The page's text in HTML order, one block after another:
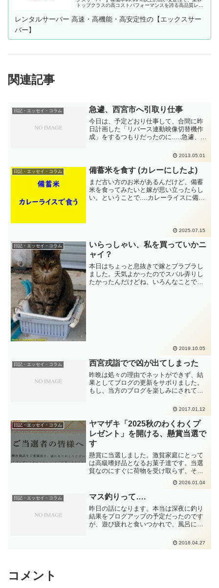
トップクラスの高コストパフォーマンスを誇る高品質レン
無料お試し10日間。
レンタルサーバー 高速・高機能・高安定性の【エックスサー
バー】
関連記事
日記・エッセイ・コラム 急遽、西宮市へ引取り仕事
今日は、予定どおり仕事して、合間に昨
日計画した「リバース連動映像切替機作
成」をするつもりだったのに.....急遽、
い」と案件が舞い込んだ。こういうのは
先方が思いついた時にいいものがあるの
がジンクスなので、午...
2013.05.01
日記・エッセイ・コラム 備蓄米を食す (カレーにしたよ)
まだ古い方のお米があるんだけど、備蓄
米を食ってみたいと嫁が思い立ったらし
い。ということで....カレーライスに備蓄
ようよ。と思う私は....。おかしいのでし
ょうか？まあーねー。それが嫁のクオリ
ティーですから、そこは口にせず心に飲
み込みまして...ブログで愚痴ってしまう
のです。だって、ご飯時にせっかく作っ
てくれたものに文句を言ってはいけませ
ん。(まずい時は不平を一杯その場で吐き
出すのですが....)
2025.07.15
日記・エッセイ・コラム
いらっしゃい、私を買っていかニ
ャイ？
本日はちょっと息抜きで嫁とブラブラし
ました。天気よかったのでスバル弄りし
たかったんだけどね、いろんなことでス
2019.10.05
日記・エッセイ・コラム 西宮戎詣でで凶が出てしまった
昨晩は処々の理由でネットができず、結
果としてブログの更新をサボりました。
もし、当方のブログを楽しみにされてい
ん。ではでは....昨日のことですが、ブロ
グを書きますね。昨日は西宮神社へ戎様
詣でに参りました。え...
2017.01.12
日記・エッセイ・コラム
ヤマザキ「2025秋のわくわくプ
レゼント」を開ける、懸賞当選で
す
懸賞に当選しました。激貧家庭にとって
は高級嗜好品となるお菓子達です。当選
貧なのにすぐに荷物を受け取らず、そし
てすぐに荷物を開けずに、年を越してか
らの開封となりました。どんな外箱に入
っているのか？中身のお菓子はどんなも
のだったのか？そのお菓子を見つめて激
貧家庭の本音はどんなだったのか？そん
なのをつらつらと書き綴ってます。
2026.01.04
日記・エッセイ・コラム マス釣りって….
昨日の話になります。本当は深夜に釣り
結果をブログアップの予定だったのです
が、遊び疲れと食いつかれで、風呂に入
まったのです。(嫁さんが魚を裁いている
間に、おすそ分けの小ネタだけアップし
2016.04.27
コメント